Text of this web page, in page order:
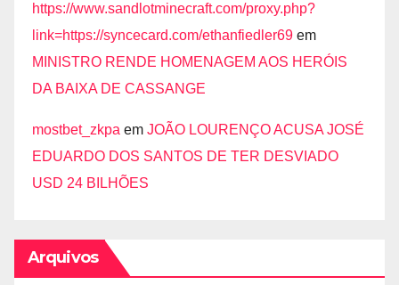
https://www.sandlotminecraft.com/proxy.php?
link=https://syncecard.com/ethanfiedler69 em
MINISTRO RENDE HOMENAGEM AOS HERÓIS
DA BAIXA DE CASSANGE
mostbet_zkpa em JOÃO LOURENÇO ACUSA JOSÉ
EDUARDO DOS SANTOS DE TER DESVIADO
USD 24 BILHÕES
Arquivos